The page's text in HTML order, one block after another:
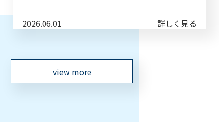
2026.06.01 詳しく見る
view more